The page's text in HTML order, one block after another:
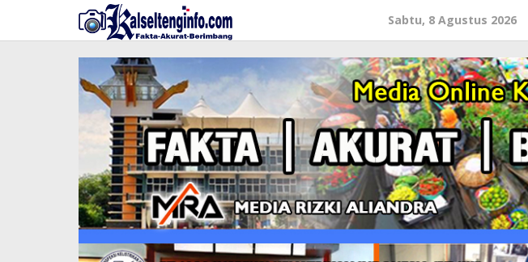
konten
Sabtu, 8 Agustus 2026